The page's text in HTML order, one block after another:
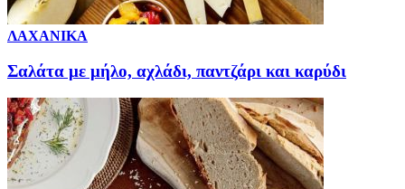
ΛΑΧΑΝΙΚΑ
Σαλάτα με μήλο, αχλάδι, παντζάρι και καρύδι